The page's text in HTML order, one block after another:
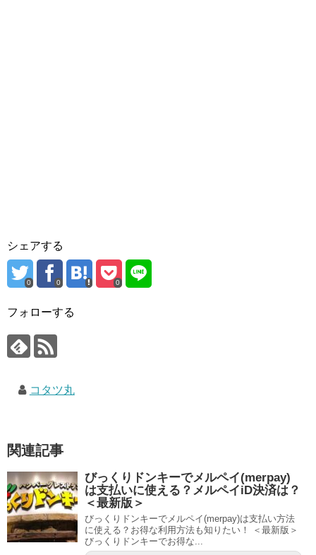
シェアする
0 0 0
フォローする
コタツ丸
関連記事
びっくりドンキーでメルペイ(merpay)
は支払いに使える？メルペイiD決済は？
＜最新版＞
びっくりドンキーでメルペイ(merpay)は支払い方法
に使える？お得な利用方法も知りたい！ ＜最新版＞
びっくりドンキーでお得な...